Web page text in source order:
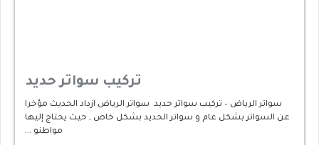
تركيب سواتر حديد
سواتر الرياض – تركيب سواتر حديد سواتر الرياض ازداد الحديث مؤخرا
عن السواتر بشكل عام و سواتر الحديد بشكل خاص , حيث يحتاج إليها
مواطنو …